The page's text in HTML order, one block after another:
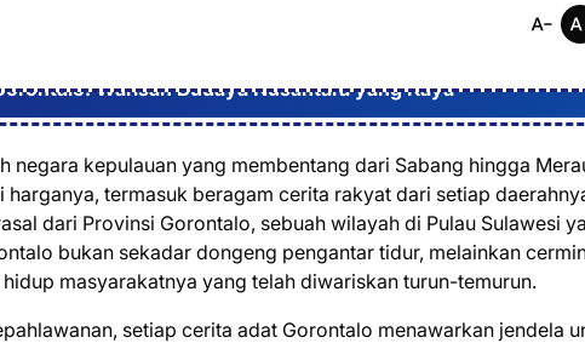
Warisan Budaya Nusantara yang Kaya
negara kepulauan yang membentang dari Sabang hingga
termasuk beragam cerita rakyat dari setiap
dari Provinsi Gorontalo, sebuah wilayah di Pulau Sulawesi
bukan sekadar dongeng pengantar tidur, melainkan
masyarakatnya yang telah diwariskan turun-temurun.
setiap cerita adat Gorontalo menawarkan jendela